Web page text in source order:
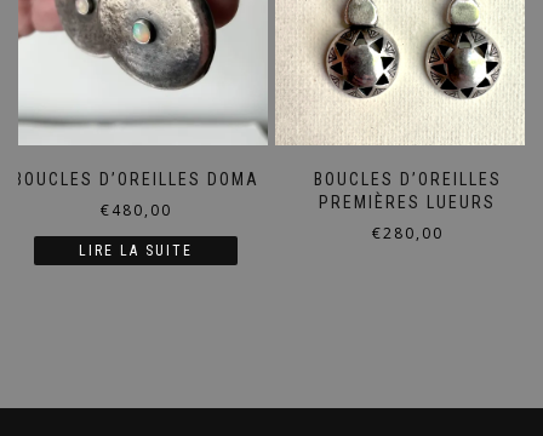
BOUCLES D’OREILLES DOMA
€480,00
LIRE LA SUITE
BOUCLES D’OREILLES
PREMIÈRES LUEURS
€280,00